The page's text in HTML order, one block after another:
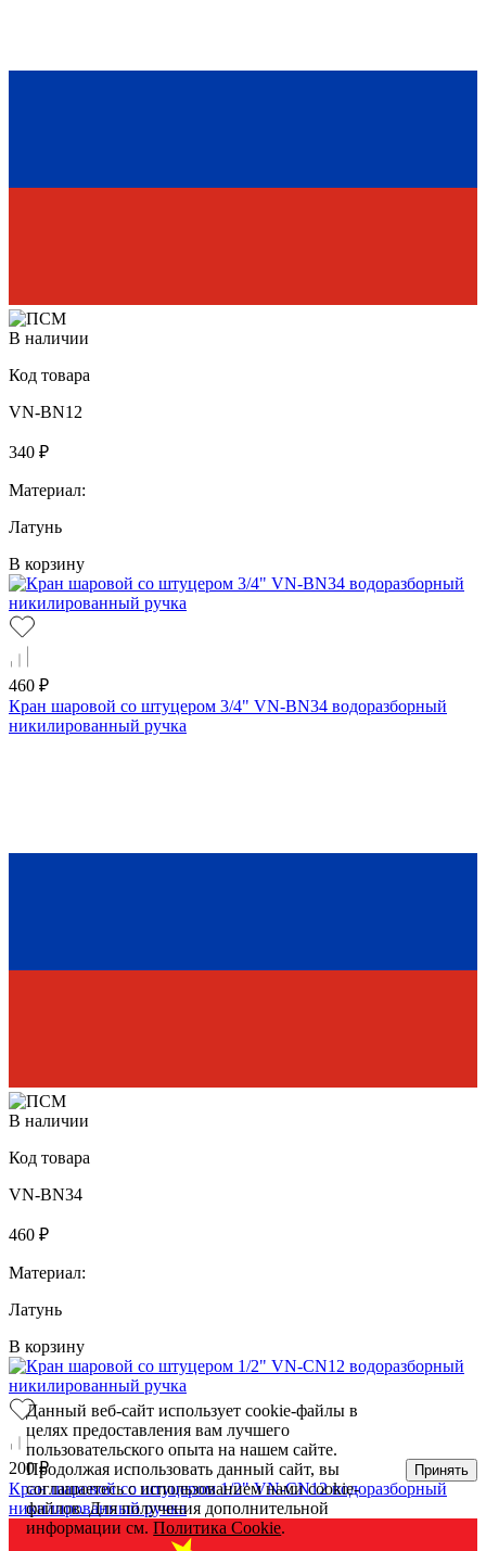
В наличии
Код товара
VN-BN12
340 ₽
Материал:
Латунь
В корзину
460 ₽
Кран шаровой со штуцером 3/4" VN-BN34 водоразборный
никилированный ручка
В наличии
Код товара
VN-BN34
460 ₽
Материал:
Латунь
В корзину
200 ₽
Кран шаровой со штуцером 1/2" VN-CN12 водоразборный
никилированный ручка
Данный веб-сайт использует cookie-файлы в
целях предоставления вам лучшего
пользовательского опыта на нашем сайте.
Продолжая использовать данный сайт, вы
соглашаетесь с использованием нами cookie-
файлов. Для получения дополнительной
информации см.Политика Cookie.
Принять